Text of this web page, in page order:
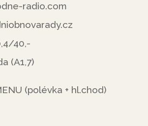
radio.com
40,-
(A1,7)
(polévka + hl.chod)